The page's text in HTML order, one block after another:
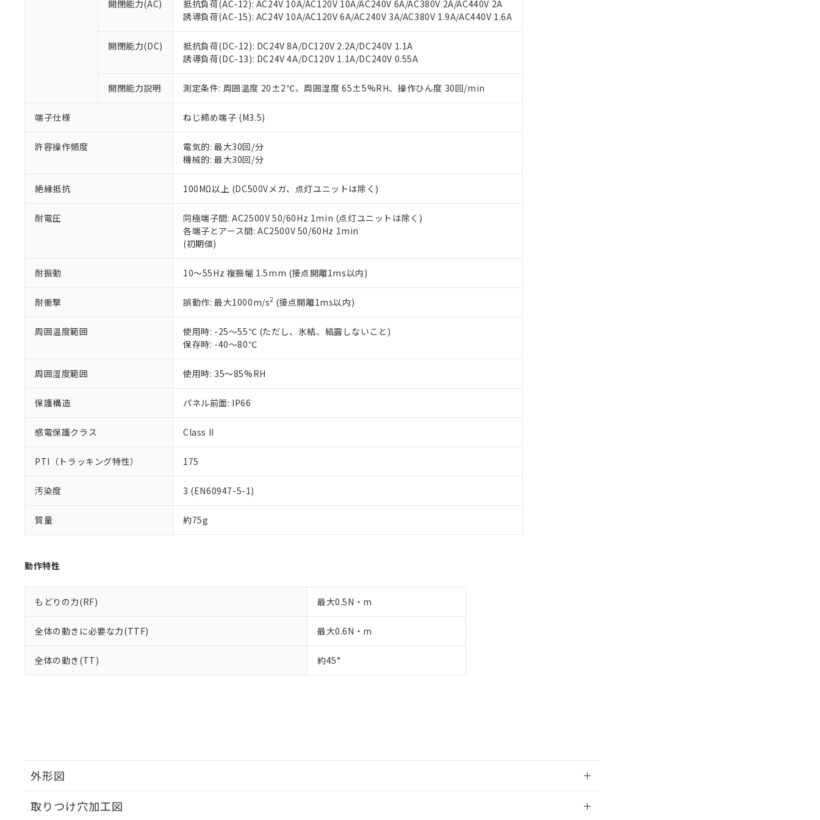
開閉能力(AC)
抵抗負荷(AC-12): AC24V 10A/AC120V 10A/AC240V 6A/AC380V 2A/AC440V 2A
誘導負荷(AC-15): AC24V 10A/AC120V 6A/AC240V 3A/AC380V 1.9A/AC440V 1.6A
開閉能力(DC)
抵抗負荷(DC-12): DC24V 8A/DC120V 2.2A/DC240V 1.1A
誘導負荷(DC-13): DC24V 4A/DC120V 1.1A/DC240V 0.55A
開閉能力説明 測定条件: 周囲温度 20±2℃、周囲湿度 65±5%RH、操作ひん度 30回/min
端子仕様 ねじ締め端子 (M3.5)
許容操作頻度
電気的: 最大30回/分
機械的: 最大30回/分
絶縁抵抗 100MΩ以上 (DC500Vメガ、点灯ユニットは除く)
耐電圧
同極端子間: AC2500V 50/60Hz 1min (点灯ユニットは除く)
各端子とアース間: AC2500V 50/60Hz 1min
(初期値)
耐振動 10～55Hz 複振幅 1.5mm (接点開離1ms以内)
耐衝撃 誤動作: 最大1000m/s2 (接点開離1ms以内)
周囲温度範囲
使用時: -25～55℃ (ただし、氷結、結露しないこと)
保存時: -40～80℃
周囲湿度範囲 使用時: 35～85%RH
保護構造 パネル前面: IP66
感電保護クラス Class II
PTI（トラッキング特性） 175
汚染度 3 (EN60947-5-1)
質量 約75g
動作特性
もどりの力(RF) 最大0.5N・m
全体の動きに必要な力(TTF) 最大0.6N・m
全体の動き(TT) 約45°
外形図
取りつけ穴加工図
当社販売員にご相談ください。
オムロン制御機器販売店や当社販売拠点は「
販売ネットワーク
す。
マイパーツ機能（部品リスト作成サービス）をご利用いただくには、I-Webメンバーズにご登録され
ている必要があります。
お客様が当ウェブサイト上で当社にご登録された部品リストについて、当社および当社の共同利用者
が、当社の製品・サービスに関するお客様との取引・商談に必要な範囲で利用することをご了承くだ
さい。
いる法人を指します。
※2 対応予定月
部品在庫の切り替え状況などにより、予定月が前後することがあります。
※3 非含有証明書ダウンロード
下記の非含有証明書をダウンロードすることができます。
EU RoHS指令（10物質）の非含有証明書
51物質の非含有証明書（当社基準）
※本証明書は発行日時点で非含有を証明するもので、過去に遡って非含有を証明するものではありません。
混在することから備考欄に対応日を記載しておりました。
既に当社にて対応品への在庫切替を完了していることから、特段のことがない限り、2022年1月12日よ
り割愛しております。
※2 環境保護使用期限
「ｅ」：有害物質（10物質）のすべてが基準値以下であることを示します。
「10」：通常の使用状況下において有害物質が外部に漏えいし、環境に深刻な影響を及ぼさない年数を意
「－」：未確認です。当社販売部門へお問い合わせください。
当社は、貴社製品を第三者に販売する場合は、上記1、2および3の内容を当該第三者に通知します。
たしません。
合意する キャンセル
△ 一定数には満たないが在庫あり
－
在庫なし(最新の在庫状況については、お客様のお取引先、またはお客様担当のオムロン制御
機器販売店・当社販売員にご確認ください)
空
受注生産機種、また在庫状況の情報を公開していない機種